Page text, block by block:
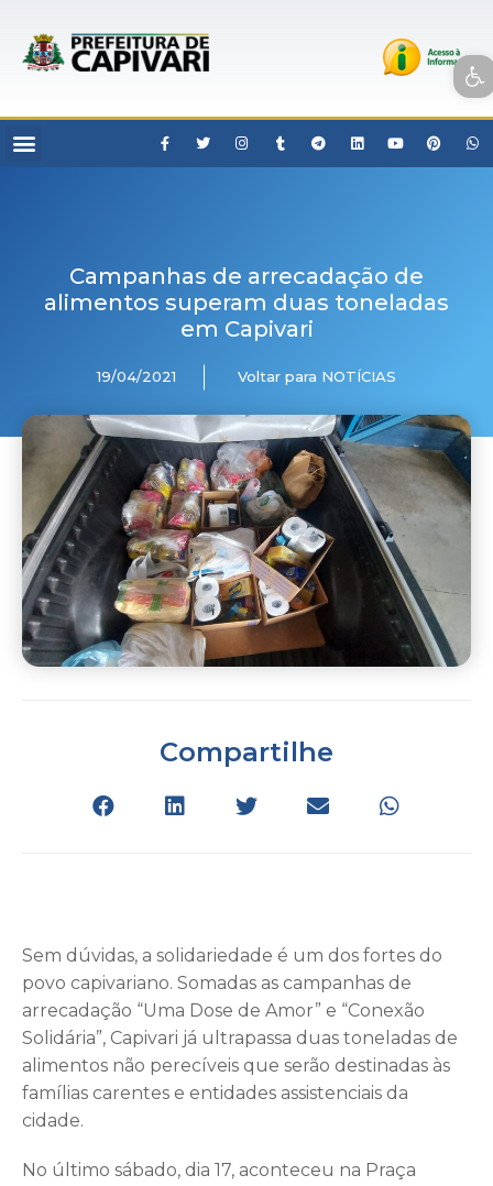
Open toolbar
Campanhas de arrecadação de
alimentos superam duas toneladas
em Capivari
19/04/2021 Voltar para NOTÍCIAS
Compartilhe
Sem dúvidas, a solidariedade é um dos fortes do
povo capivariano. Somadas as campanhas de
arrecadação “Uma Dose de Amor” e “Conexão
Solidária”, Capivari já ultrapassa duas toneladas de
alimentos não perecíveis que serão destinadas às
famílias carentes e entidades assistenciais da
cidade.
No último sábado, dia 17, aconteceu na Praça